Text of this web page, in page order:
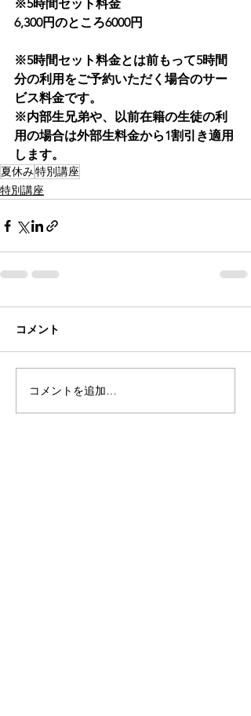
※5時間セット料金
6,300円のところ6000円
※5時間セット料金とは前もって5時間
分の利用をご予約いただく場合のサー
ビス料金です。
※内部生兄弟や、以前在籍の生徒の利
用の場合は外部生料金から1割引き適用
します。
夏休み特別講座
特別講座
コメント
コメントを追加…